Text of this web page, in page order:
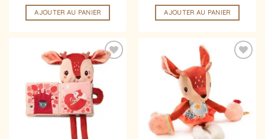
AJOUTER AU PANIER AJOUTER AU PANIER
Ajouter
d’envies